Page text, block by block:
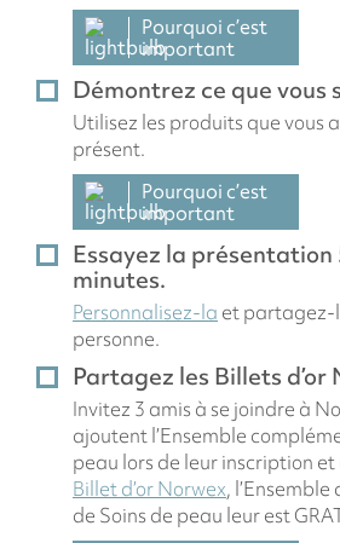
Pourquoi c’est
important
Démontrez ce que vous
Utilisez les produits que vous
présent.
Pourquoi c’est
important
Essayez la présentation
minutes.
Personnalisez-la et partagez-
personne.
Partagez les Billets d’or
Invitez 3 amis à se joindre à
ajoutent l’Ensemble
peau lors de leur inscription
Billet d’or Norwex,
de Soins de peau leur est